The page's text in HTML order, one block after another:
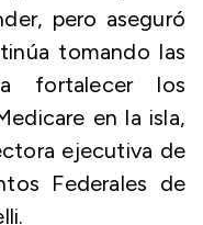
pero aseguró
tomando las
fortalecer los
en la isla,
ejecutiva de
Federales de